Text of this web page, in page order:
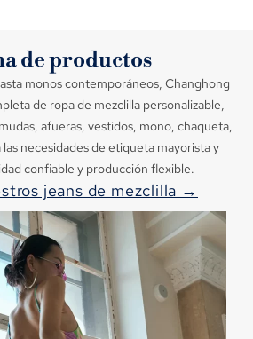
de productos
monos contemporáneos, Changhong
de ropa de mezclilla personalizable,
afueras, vestidos, mono, chaqueta,
las necesidades de etiqueta mayorista y
confiable y producción flexible.
jeans de mezclilla →